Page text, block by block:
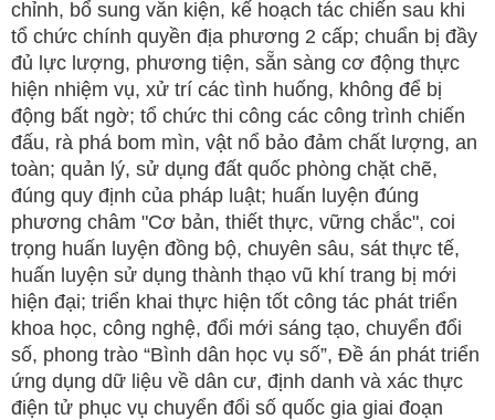
chỉnh, bổ sung văn kiện, kế hoạch tác chiến sau khi
tổ chức chính quyền địa phương 2 cấp; chuẩn bị đầy
đủ lực lượng, phương tiện, sẵn sàng cơ động thực
hiện nhiệm vụ, xử trí các tình huống, không để bị
động bất ngờ; tổ chức thi công các công trình chiến
đấu, rà phá bom mìn, vật nổ bảo đảm chất lượng, an
toàn; quản lý, sử dụng đất quốc phòng chặt chẽ,
đúng quy định của pháp luật; huấn luyện đúng
phương châm "Cơ bản, thiết thực, vững chắc", coi
trọng huấn luyện đồng bộ, chuyên sâu, sát thực tế,
huấn luyện sử dụng thành thạo vũ khí trang bị mới
hiện đại; triển khai thực hiện tốt công tác phát triển
khoa học, công nghệ, đổi mới sáng tạo, chuyển đổi
số, phong trào “Bình dân học vụ số”, Đề án phát triển
ứng dụng dữ liệu về dân cư, định danh và xác thực
điện tử phục vụ chuyển đổi số quốc gia giai đoạn